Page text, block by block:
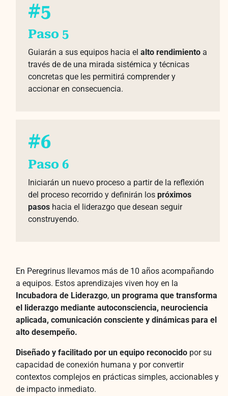
#5
Paso 5
Guiarán a sus equipos hacia el alto rendimiento a
través de de una mirada sistémica y técnicas
concretas que les permitirá comprender y
accionar en consecuencia.
#6
Paso 6
Iniciarán un nuevo proceso a partir de la reflexión
del proceso recorrido y definirán los próximos
pasos hacia el liderazgo que desean seguir
construyendo.
En Peregrinus llevamos más de 10 años acompañando
a equipos. Estos aprendizajes viven hoy en la
Incubadora de Liderazgo, un programa que transforma
el liderazgo mediante autoconsciencia, neurociencia
aplicada, comunicación consciente y dinámicas para el
alto desempeño.
Diseñado y facilitado por un equipo reconocido por su
capacidad de conexión humana y por convertir
contextos complejos en prácticas simples, accionables y
de impacto inmediato.